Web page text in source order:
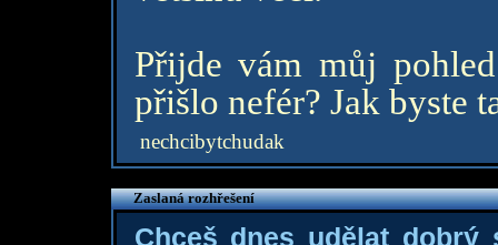
Přijde vám můj
přišlo nefér? Jak byste
nechcibytchudak
Zaslaná rozhřešení
Chceš dnes udělat dobrý